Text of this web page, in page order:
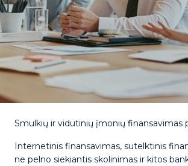
Smulkių ir vidutinių įmonių finansavimas
Internetinis finansavimas, sutelktinis
ne pelno siekiantis skolinimas ir kitos